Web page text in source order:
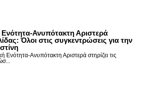
Ενότητα-Ανυπότακτη Αριστερά
Όλοι στις συγκεντρώσεις για την
Ενότητα-Ανυπότακτη Αριστερά στηρίζει τις